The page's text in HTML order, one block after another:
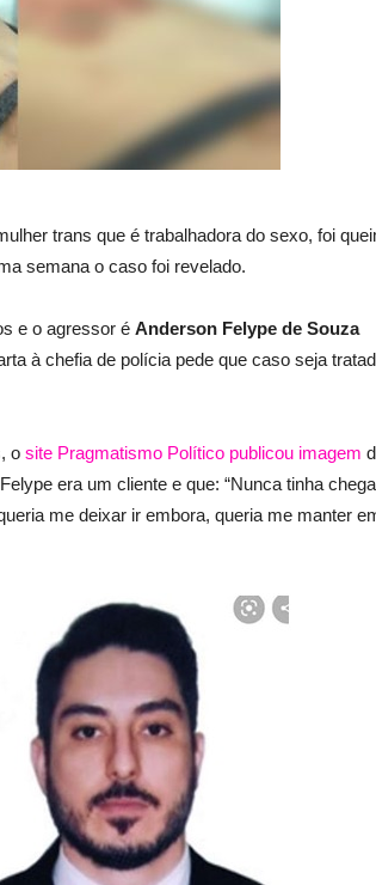
trans que é trabalhadora do sexo, foi
semana o caso foi revelado.
e o agressor é Anderson Felype de Souza
à chefia de polícia pede que caso seja
osite Pragmatismo Político publicou imagem
era um cliente e que: “Nunca tinha
me deixar ir embora, queria me manter